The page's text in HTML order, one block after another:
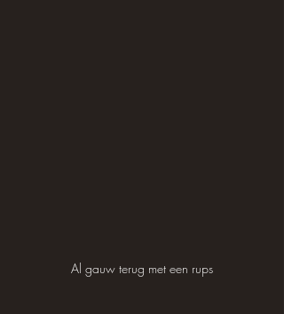
Al gauw terug met een rups